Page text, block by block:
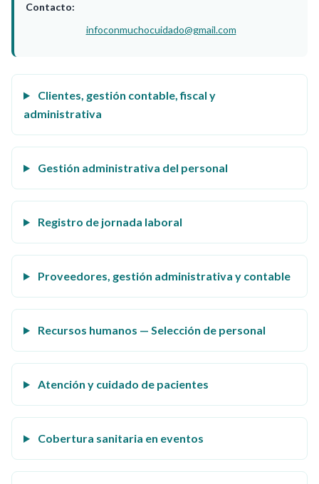
Contacto:
infoconmuchocuidado@gmail.com
Clientes, gestión contable, fiscal y
administrativa
Gestión administrativa del personal
Registro de jornada laboral
Proveedores, gestión administrativa y contable
Recursos humanos — Selección de personal
Atención y cuidado de pacientes
Cobertura sanitaria en eventos